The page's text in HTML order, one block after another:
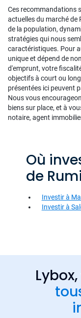
Ces recommandations
actuelles du marché de
de la population,
stratégies qui nous
caractéristiques. Pour
unique et dépend de
d'emprunt, votre
objectifs à court ou
présentées ici peuvent
Nous vous
biens sur place, et à
notaire, agent
Où
de
Investir à
Investir à